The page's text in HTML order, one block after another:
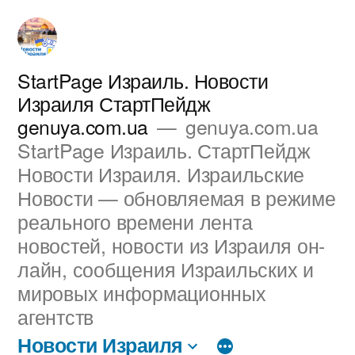
Перейти
содержимому
StartPage Израиль. Новости
Израиля СтартПейдж
genuya.com.ua
genuya.com.ua
StartPage Израиль. СтартПейдж
Новости Израиля. Израильские
Новости — обновляемая в режиме
реального времени лента
новостей, новости из Израиля он-
лайн, сообщения Израильских и
мировых информационных
агентств
Новости Израиля